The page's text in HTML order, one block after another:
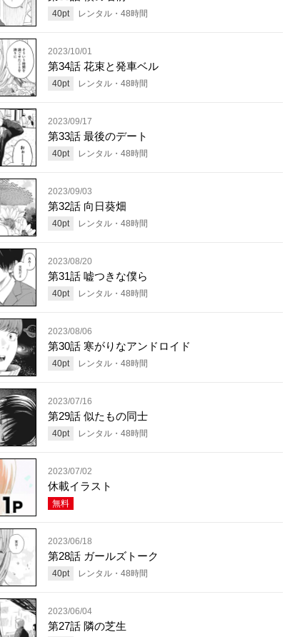
40pt レンタル・ 48時間
2023/10/01
第34話 花束と発車ベル
40pt レンタル・ 48時間
2023/09/17
第33話 最後のデート
40pt レンタル・ 48時間
2023/09/03
第32話 向日葵畑
40pt レンタル・ 48時間
2023/08/20
第31話 嘘つきな僕ら
40pt レンタル・ 48時間
2023/08/06
第30話 寒がりなアンドロイド
40pt レンタル・ 48時間
2023/07/16
第29話 似たもの同士
40pt レンタル・ 48時間
2023/07/02
休載イラスト
無料
2023/06/18
第28話 ガールズトーク
40pt レンタル・ 48時間
2023/06/04
第27話 隣の芝生